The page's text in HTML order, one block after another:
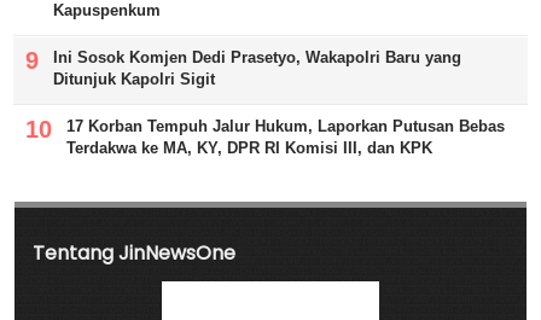
Kapuspenkum
Ini Sosok Komjen Dedi Prasetyo, Wakapolri Baru yang
Ditunjuk Kapolri Sigit
17 Korban Tempuh Jalur Hukum, Laporkan Putusan Bebas
Terdakwa ke MA, KY, DPR RI Komisi III, dan KPK
Tentang JinNewsOne